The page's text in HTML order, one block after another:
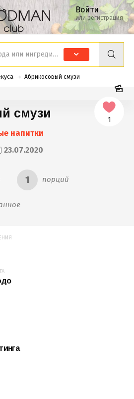
Войти
или регистрация
Абрикосовый смузи
смузи
напитки
23.07.2020
1 порций
1